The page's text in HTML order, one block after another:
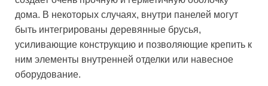
дома. В некоторых случаях, внутри панелей могут
быть интегрированы деревянные брусья,
усиливающие конструкцию и позволяющие крепить к
ним элементы внутренней отделки или навесное
оборудование.